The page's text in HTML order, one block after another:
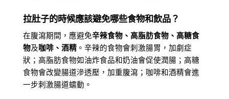
拉肚子的時候應該避免哪些食物和飲品？
在腹瀉期間，應避免辛辣食物、高脂肪食物、高糖食
物及咖啡、酒精 。辛辣的食物會刺激腸胃，加劇症
狀；高脂肪食物如油炸食品和奶油會促使潤腸；高糖
食物會改變腸道滲透壓，加重腹瀉；咖啡和酒精會進
一步刺激腸道蠕動。